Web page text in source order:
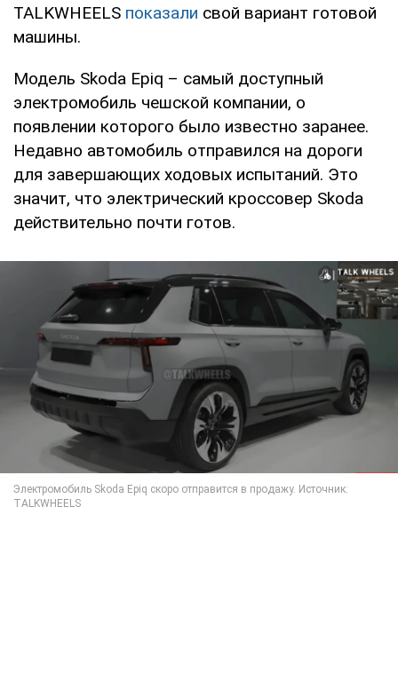
TALKWHEELS показали свой вариант готовой
машины.
Модель Skoda Epiq – самый доступный
электромобиль чешской компании, о
появлении которого было известно заранее.
Недавно автомобиль отправился на дороги
для завершающих ходовых испытаний. Это
значит, что электрический кроссовер Skoda
действительно почти готов.